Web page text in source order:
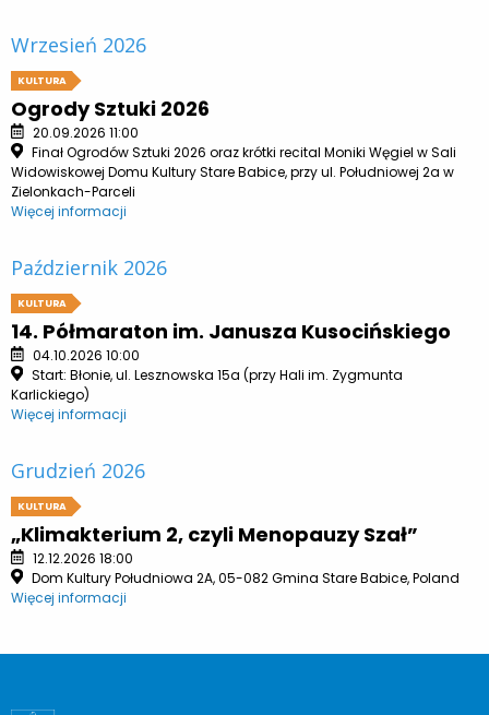
Wrzesień 2026
KULTURA
Ogrody Sztuki 2026
20.09.2026 11:00
Finał Ogrodów Sztuki 2026 oraz krótki recital Moniki Węgiel w Sali
Widowiskowej Domu Kultury Stare Babice, przy ul. Południowej 2a w
Zielonkach-Parceli
Więcej informacji
Październik 2026
KULTURA
14. Półmaraton im. Janusza Kusocińskiego
04.10.2026 10:00
Start: Błonie, ul. Lesznowska 15a (przy Hali im. Zygmunta
Karlickiego)
Więcej informacji
Grudzień 2026
KULTURA
„Klimakterium 2, czyli Menopauzy Szał”
12.12.2026 18:00
Dom Kultury Południowa 2A, 05-082 Gmina Stare Babice, Poland
Więcej informacji